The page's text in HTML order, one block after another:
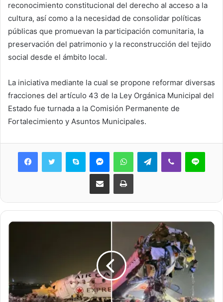
reconocimiento constitucional del derecho al acceso a la
cultura, así como a la necesidad de consolidar políticas
públicas que promuevan la participación comunitaria, la
preservación del patrimonio y la reconstrucción del tejido
social desde el ámbito local.
La iniciativa mediante la cual se propone reformar diversas
fracciones del artículo 43 de la Ley Orgánica Municipal del
Estado fue turnada a la Comisión Permanente de
Fortalecimiento y Asuntos Municipales.
Skype MessengerWhatsAppTelegramViber Line
Share via Email Print